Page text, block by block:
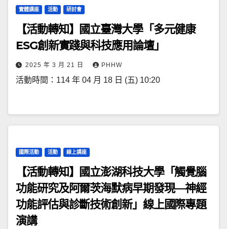
實體講座 活動 研討會
【活動轉知】國立臺灣大學「多元健康
ESG創新實踐與科技應用論壇」
2025 年 3 月 21 日 PHHW
活動時間：114 年 04 月 18 日 (五) 10:20
國際活動 活動 線上講座
【活動轉知】國立澎湖科技大學「觸覺腦
功能研究及阿爾茨海默病早期發現—神經
功能評估與診斷技術創新」線上國際專題
演講